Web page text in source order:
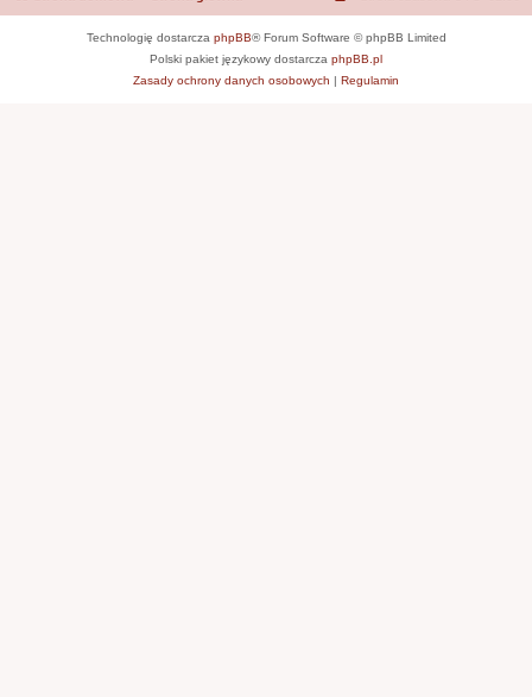
Technologię dostarcza phpBB® Forum Software © phpBB Limited
Polski pakiet językowy dostarcza phpBB.pl
Zasady ochrony danych osobowych | Regulamin